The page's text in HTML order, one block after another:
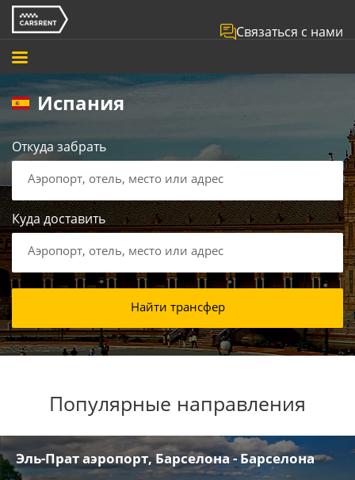
Связаться с нами
Испания
Откуда забрать
Аэропорт, отель, место или адрес
Куда доставить
Аэропорт, отель, место или адрес
Найти трансфер
Популярные направления
Эль-Прат аэропорт, Барселона - Барселона